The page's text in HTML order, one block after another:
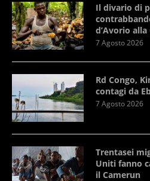
Il divario di
d’Avorio alla
7 Agosto 2026
Rd Congo,
contagi da
7 Agosto 2026
Trentasei
Uniti fanno
il Camerun